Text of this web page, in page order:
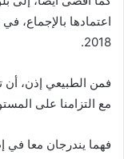
اعتمادها بالإجماع، في
2018.
فمن الطبيعي إذن، أن
مع التزامنا على
فهما يندرجان معا في